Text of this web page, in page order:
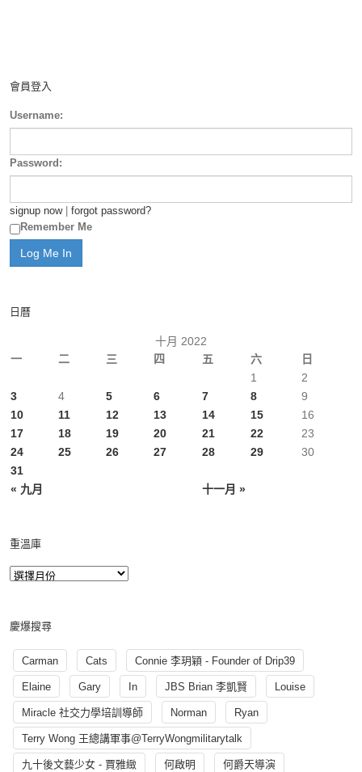
會員登入
Username:
Password:
signup now| forgot password?
Remember Me
日曆
十月 2022
一
二 三 四 五 六 日
« 九月 十一月 »
1
2
3
4 5 6 7 8
9
10
11 12 13 14 15
16
17
18 19 20 21 22
23
24
25 26 27 28 29
30
31
重溫庫
慶爆搜尋
Carman Cats Connie 李玥穎 - Founder of Drip39
Elaine Gary In JBS Brian 李凱賢 Louise
Miracle 社交力學培訓導師 Norman Ryan
Terry Wong 王總講軍事@TerryWongmilitarytalk
九十後文藝少女 - 賈雅緻 何啟明 何爵天導演